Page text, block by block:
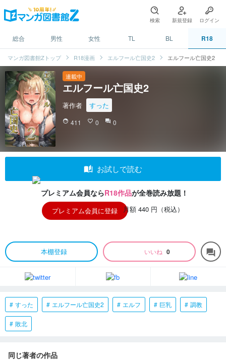
検索 新規登録 ログイン
総合 男性 女性 TL BL R18
マンガ図書館Zトップ R18漫画 エルフール亡国史2 エルフール亡国史2
連載中
エルフール亡国史2
著作者 すった
face 411 favorite_border 0 question_answer 0
auto_stories お試しで読む
プレミアム会員ならR18作品が全巻読み放題！
プレミアム会員に登録 月額 440 円（税込）
本棚登録 いいね 0 forum
すった エルフール亡国史2 エルフ 巨乳 調教
敗北
同じ著者の作品